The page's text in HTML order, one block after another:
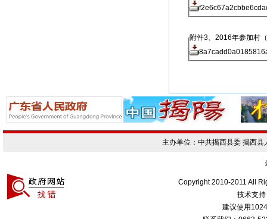
附件3、2016年参加村
主办单位：中共揭西县委 揭西
Copyright 2010-2011 All
技术支
建议使用